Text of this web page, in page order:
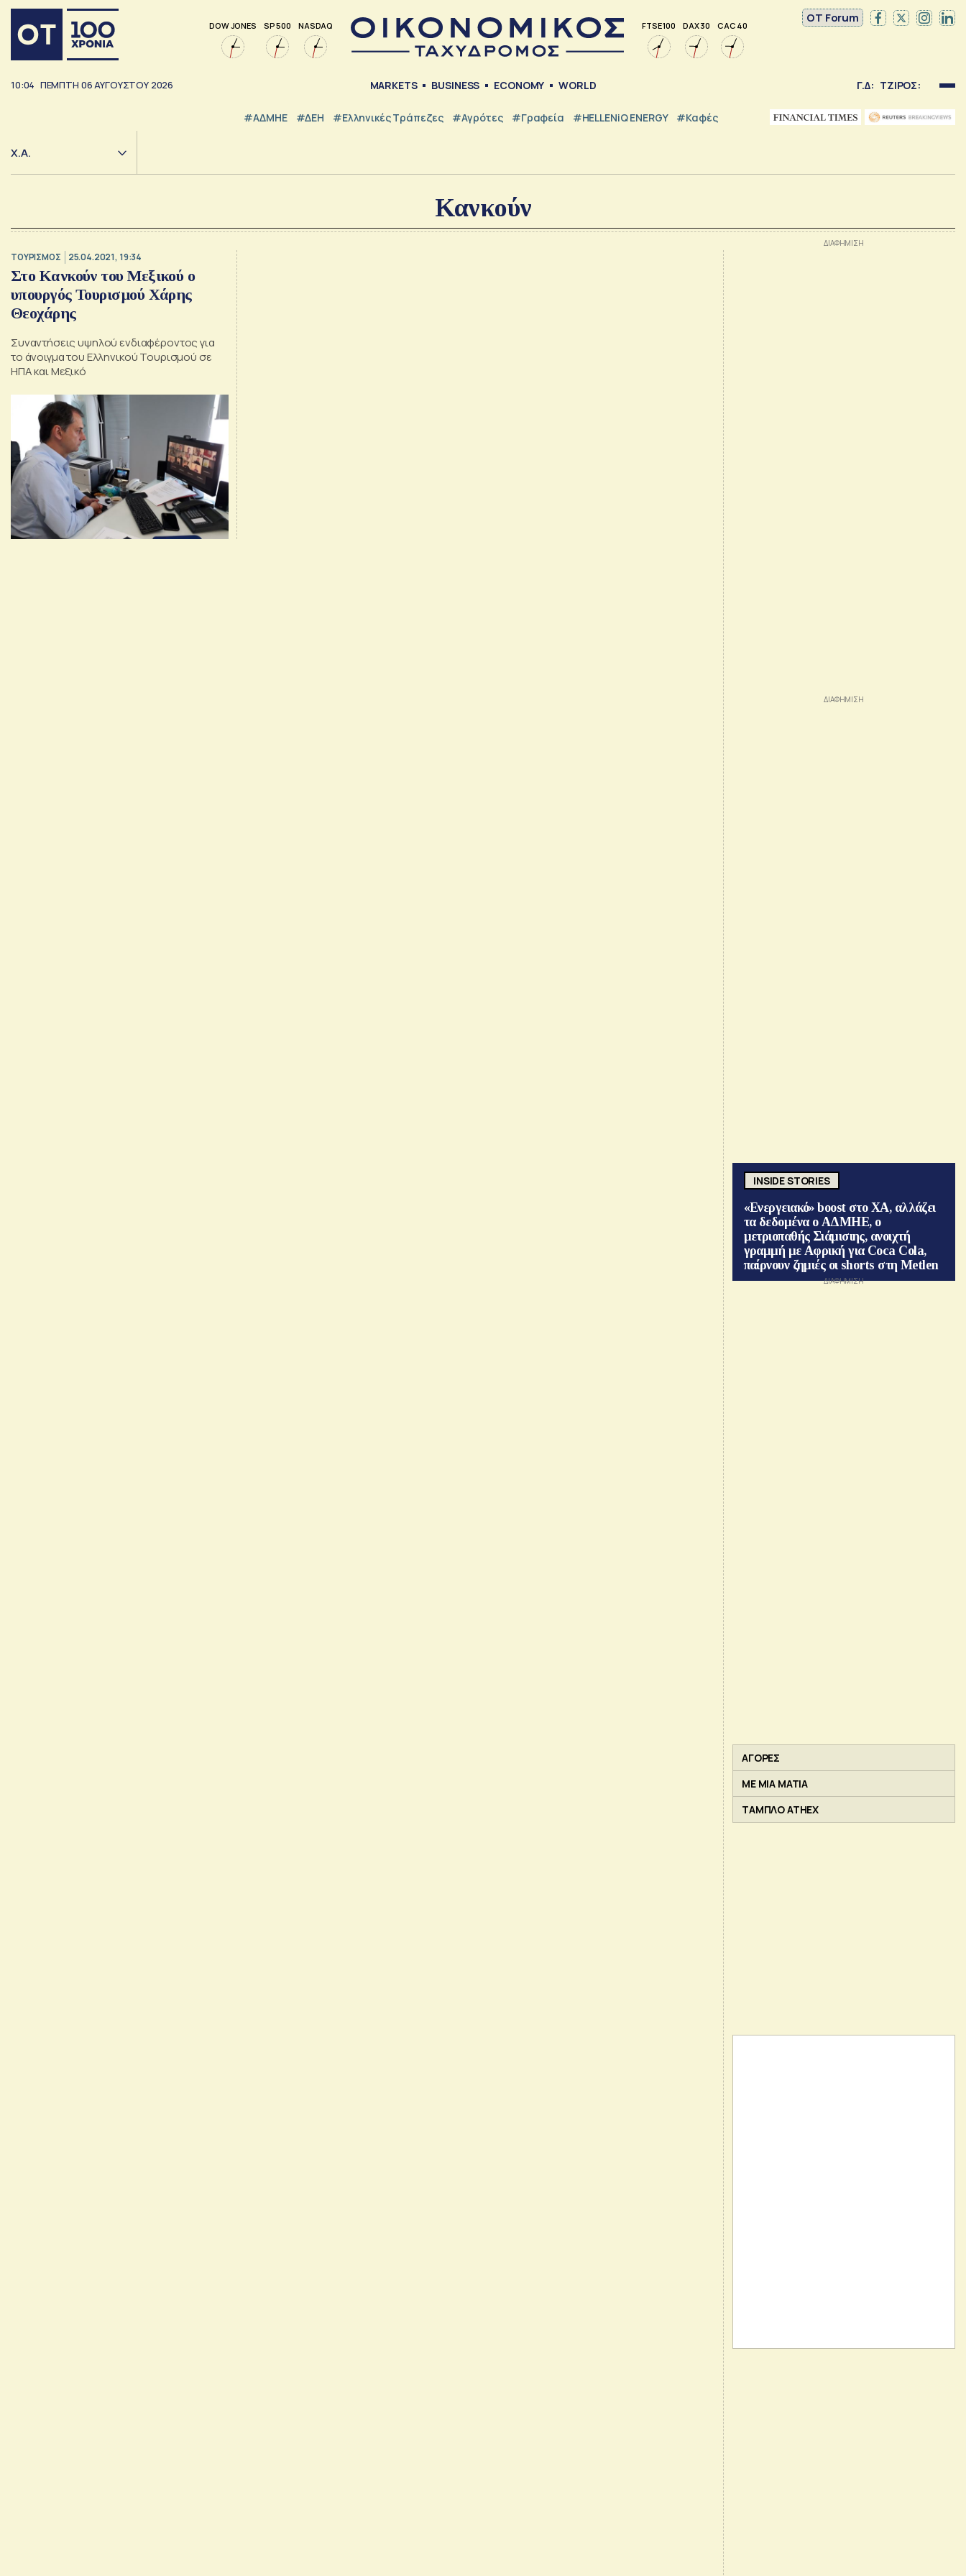
DOW JONES SP 500 NASDAQ FTSE 100 DAX 30 CAC 40
OT Forum
10:04 ΠΕΜΠΤΗ 06ΑΥΓΟΥΣΤΟΥ 2026 MARKETS BUSINESS ECONOMY WORLD Γ.Δ: ΤΖΙΡΟΣ:
#ΑΔΜΗΕ #ΔΕΗ #ελληνικές Τράπεζες #Αγρότες #Γραφεία #HELLENiQ ENERGY #καφές
Χ.Α.
Κανκούν
ΤΟΥΡΙΣΜΟΣ 25.04.2021, 19:34
Στο Κανκούν του Μεξικού ο
υπουργός Τουρισμού Χάρης
Θεοχάρης
Συναντήσεις υψηλού ενδιαφέροντος για
το άνοιγμα του Ελληνικού Τουρισμού σε
ΗΠΑ και Μεξικό
INSIDE STORIES
«Ενεργειακό» boost στο ΧΑ, αλλάζει
τα δεδομένα ο ΑΔΜΗΕ, ο
μετριοπαθής Σιάμισιης, ανοιχτή
γραμμή με Αφρική για Coca Cola,
παίρνουν ζημιές οι shorts στη Metlen
ΑΓΟΡΕΣ
ΜΕ ΜΙΑ ΜΑΤΙΑ
ΤΑΜΠΛΟ ATHEX